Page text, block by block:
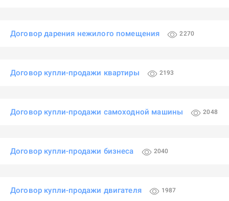
Договор дарения нежилого помещения 2270
Договор купли-продажи квартиры 2193
Договор купли-продажи самоходной машины 2048
Договор купли-продажи бизнеса 2040
Договор купли-продажи двигателя 1987